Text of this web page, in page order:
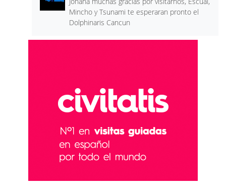
Mincho y Tsunami te esperaran pronto el
Dolphinaris Cancun